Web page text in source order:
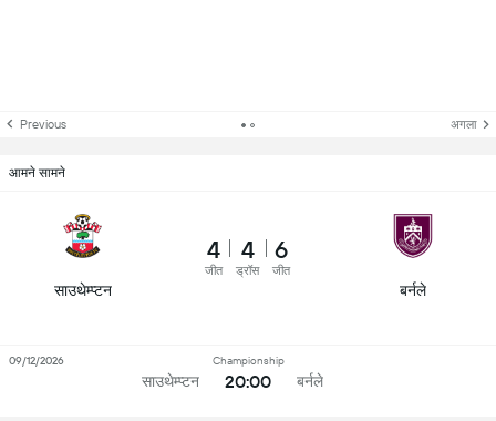
Previous अगला
आमने सामने
साउथेम्प्टन
4
जीत
4
ड्रॉस
6
जीत
बर्नले
साउथेम्प्टन
Championship
20:00 बर्नले
09/12/2026